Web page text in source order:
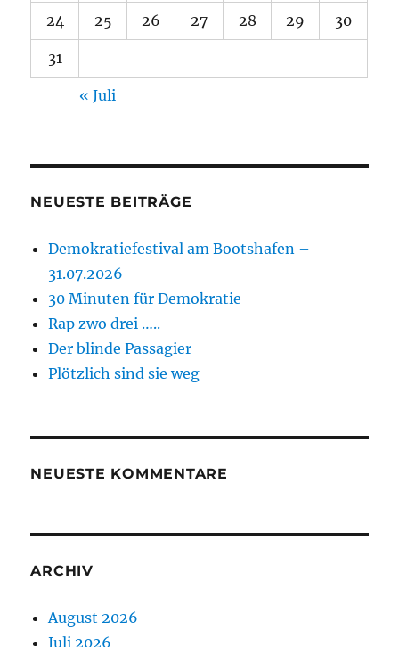
24 25 26 27 28 29 30
31
« Juli
NEUESTE BEITRÄGE
Demokratiefestival am Bootshafen –
31.07.2026
30 Minuten für Demokratie
Rap zwo drei …..
Der blinde Passagier
Plötzlich sind sie weg
NEUESTE KOMMENTARE
ARCHIV
August 2026
Juli 2026